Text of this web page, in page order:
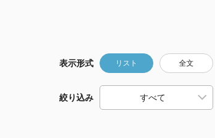
表示形式 リスト 全文
絞り込み